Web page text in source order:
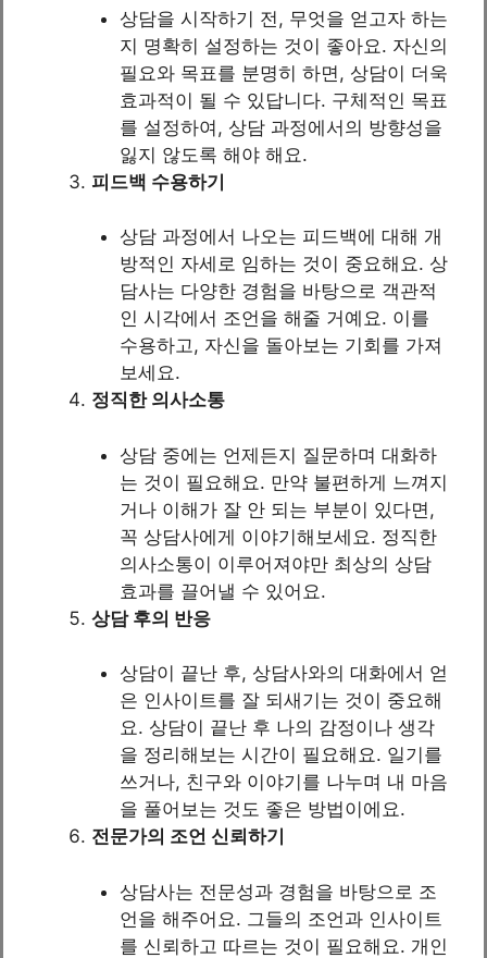
상담을 시작하기 전, 무엇을 얻고자 하는
지 명확히 설정하는 것이 좋아요. 자신의
필요와 목표를 분명히 하면, 상담이 더욱
효과적이 될 수 있답니다. 구체적인 목표
를 설정하여, 상담 과정에서의 방향성을
잃지 않도록 해야 해요.
피드백 수용하기
상담 과정에서 나오는 피드백에 대해 개
방적인 자세로 임하는 것이 중요해요. 상
담사는 다양한 경험을 바탕으로 객관적
인 시각에서 조언을 해줄 거예요. 이를
수용하고, 자신을 돌아보는 기회를 가져
보세요.
정직한 의사소통
상담 중에는 언제든지 질문하며 대화하
는 것이 필요해요. 만약 불편하게 느껴지
거나 이해가 잘 안 되는 부분이 있다면,
꼭 상담사에게 이야기해보세요. 정직한
의사소통이 이루어져야만 최상의 상담
효과를 끌어낼 수 있어요.
상담 후의 반응
상담이 끝난 후, 상담사와의 대화에서 얻
은 인사이트를 잘 되새기는 것이 중요해
요. 상담이 끝난 후 나의 감정이나 생각
을 정리해보는 시간이 필요해요. 일기를
쓰거나, 친구와 이야기를 나누며 내 마음
을 풀어보는 것도 좋은 방법이에요.
전문가의 조언 신뢰하기
상담사는 전문성과 경험을 바탕으로 조
언을 해주어요. 그들의 조언과 인사이트
를 신뢰하고 따르는 것이 필요해요. 개인